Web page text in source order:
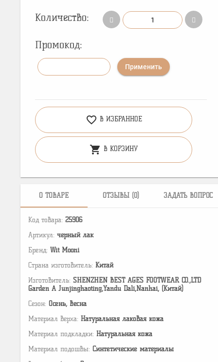
Количество:
Промокод:
Применить
favorite_border В ИЗБРАННОЕ
shopping_cart В КОРЗИНУ
О ТОВАРЕ ОТЗЫВЫ (0) ЗАДАТЬ ВОПРОС
Код товара: 25906
Артикул: черный лак
Бренд: Wit Mooni
Страна изготовитель: Китай
Изготовитель: SHENZHEN BEST AGES FOOTWEAR CO.,LTD
Garden A Junjinghaoting,Yandu Dali,Nanhai, (Китай)
Сезон: Осень, Весна
Материал верха: Натуральная лаковая кожа
Материал подкладки: Натуральная кожа
Материал подошвы: Cинтетические материалы